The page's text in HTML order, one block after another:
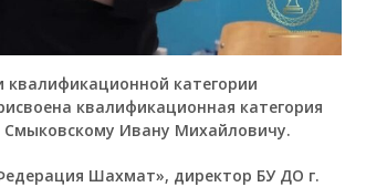
квалификационной категории
квалификационная категория
Смыковскому Ивану Михайловичу.
Шахмат», директор БУ ДО г.